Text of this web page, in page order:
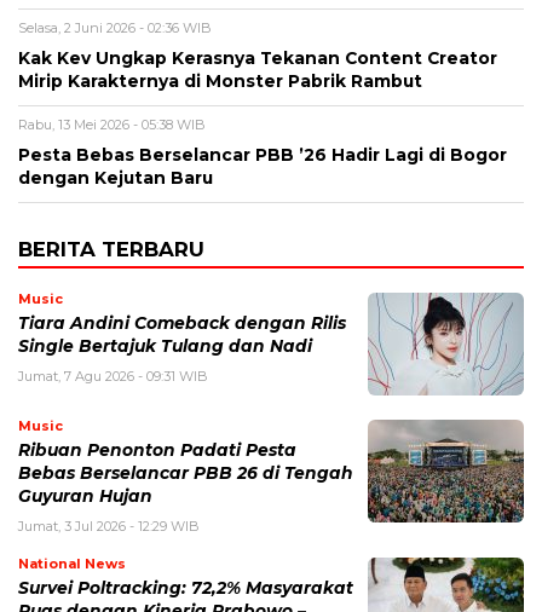
Selasa, 2 Juni 2026 - 02:36 WIB
Kak Kev Ungkap Kerasnya Tekanan Content Creator
Mirip Karakternya di Monster Pabrik Rambut
Rabu, 13 Mei 2026 - 05:38 WIB
Pesta Bebas Berselancar PBB ’26 Hadir Lagi di Bogor
dengan Kejutan Baru
BERITA TERBARU
Music
Tiara Andini Comeback dengan Rilis
Single Bertajuk Tulang dan Nadi
Jumat, 7 Agu 2026 - 09:31 WIB
Music
Ribuan Penonton Padati Pesta
Bebas Berselancar PBB 26 di Tengah
Guyuran Hujan
Jumat, 3 Jul 2026 - 12:29 WIB
National News
Survei Poltracking: 72,2% Masyarakat